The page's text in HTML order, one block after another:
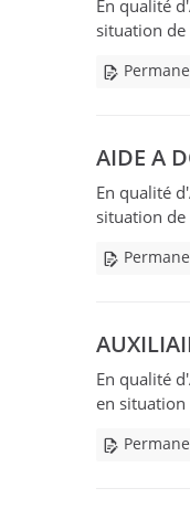
En qualité
situation de
AIDE A
En qualité
situation de
En qualité
en situation